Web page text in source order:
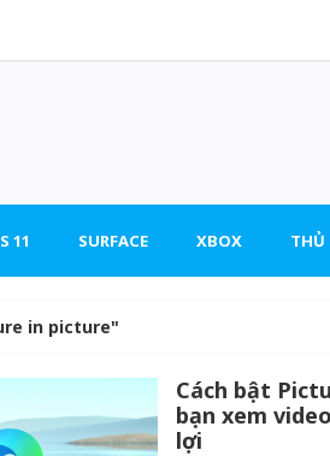
11 SURFACE XBOX THỦ
in picture"
Cách bật
bạn xem
lợi